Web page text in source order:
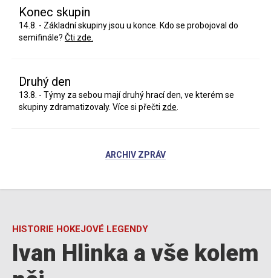
Konec skupin
14.8. - Základní skupiny jsou u konce. Kdo se probojoval do
semifinále? Čti zde.
Druhý den
13.8. - Týmy za sebou mají druhý hrací den, ve kterém se
skupiny zdramatizovaly. Více si přečti zde
ARCHIV ZPRÁV
HISTORIE HOKEJOVÉ LEGENDY
Ivan Hlinka a vše kolem